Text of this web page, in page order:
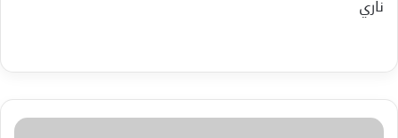
ناري
وجهــــــــــــــــــــــــان